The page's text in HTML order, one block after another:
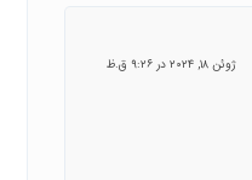
ژوئن ۱۸, ۲۰۲۴ در ۹:۲۶ ق.ظ